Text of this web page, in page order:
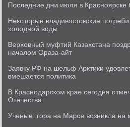
Последние дни июля в Красноярске
Некоторые владивостокские
холодной воды
Верховный муфтий Казахстана
началом Ораза-айт
Заявку РФ на шельф Арктики
вмешается политика
В Краснодарском крае сегодня
Отечества
Ученые: гора на Марсе возникла на